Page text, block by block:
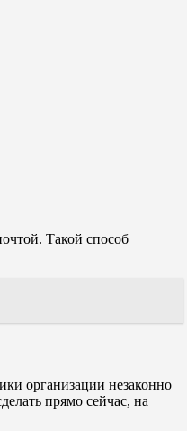
Такой способ
организации незаконно
прямо сейчас, на